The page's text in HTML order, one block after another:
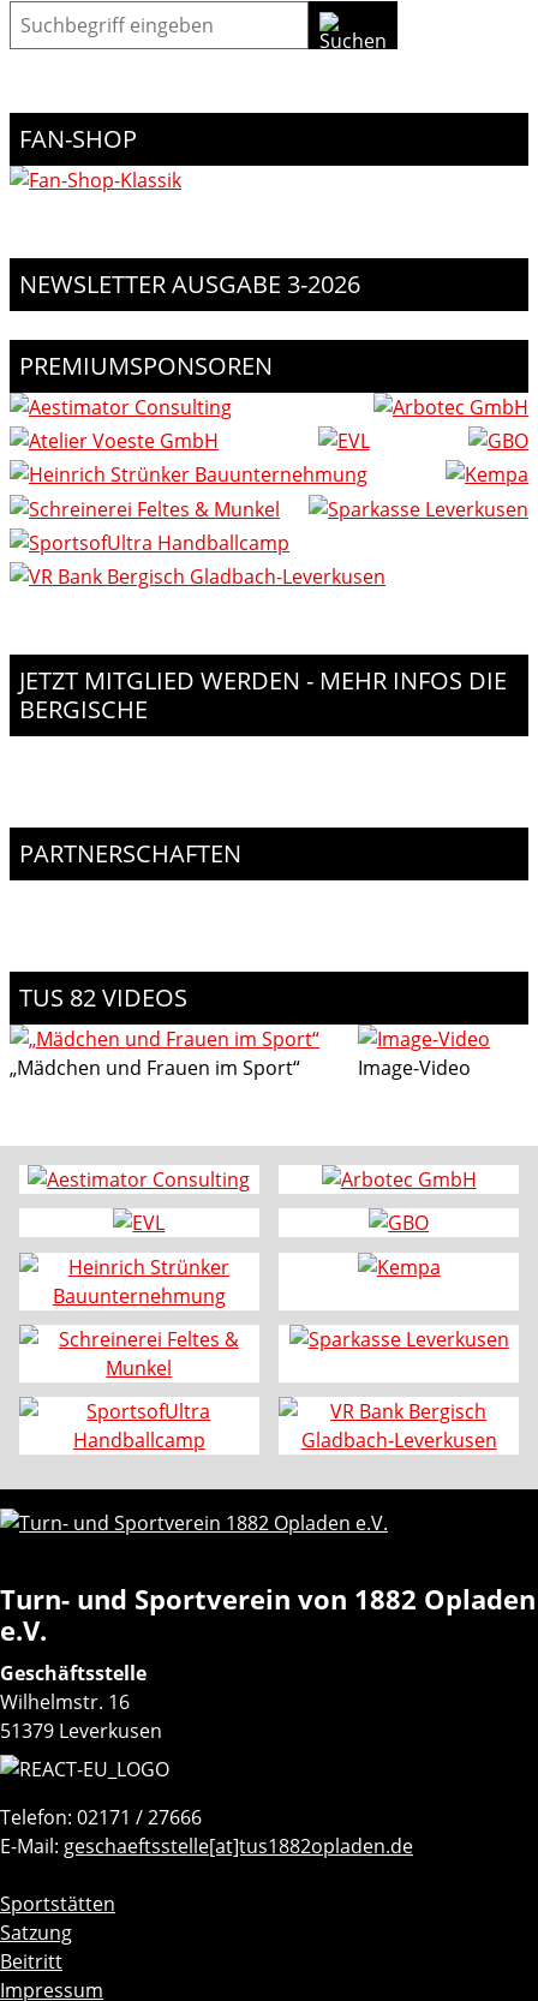
Suche
FAN-SHOP
NEWSLETTER AUSGABE 3-2026
PREMIUMSPONSOREN
JETZT MITGLIED WERDEN - MEHR INFOS DIE
BERGISCHE
PARTNERSCHAFTEN
TUS 82 VIDEOS
„Mädchen und Frauen im Sport“ Image-Video
Turn- und Sportverein von 1882 Opladen
e.V.
Geschäftsstelle
Wilhelmstr. 16
51379 Leverkusen
Telefon: 02171 / 27666
E-Mail: geschaeftsstelle[at]tus1882opladen.de
Navigation
überspringen
Sportstätten
Satzung
Beitritt
Impressum